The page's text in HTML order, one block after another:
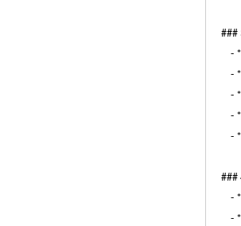
###
-
-
-
-
-
###
-
-